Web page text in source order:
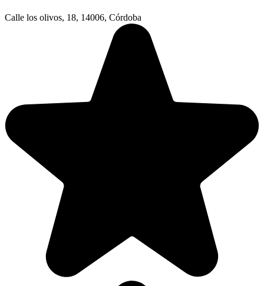
Calle los olivos, 18, 14006, Córdoba